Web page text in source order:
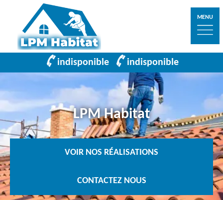
MENU
indisponible indisponible
LPM Habitat
VOIR NOS RÉALISATIONS
CONTACTEZ NOUS